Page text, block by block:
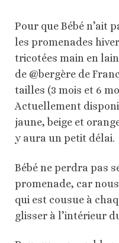
Pour que Bébé n’ait
les promenades
tricotées main en
de @bergère de
tailles (3 mois et 6
Actuellement
jaune, beige et
y aura un petit délai.
Bébé ne perdra pas
promenade, car
qui est cousue à
glisser à l’intérieur